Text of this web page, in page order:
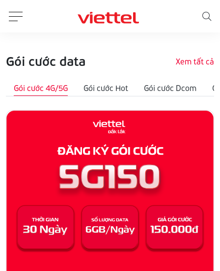
Gói cước data
Gói cước 4G/5G Gói cước Hot Gói cước Dcom
Xem tất cả